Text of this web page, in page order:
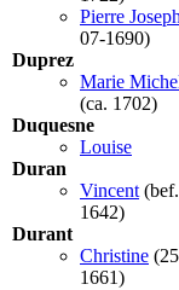
Pierre
07-1690)
Duprez
Marie
(ca. 1702)
Duquesne
Louise
Duran
Vincent(bef.
1642)
Durant
Christine
1661)